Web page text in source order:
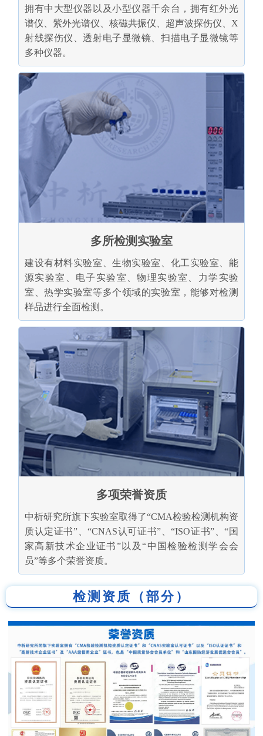
拥有中大型仪器以及小型仪器千余台，拥有红外光
谱仪、紫外光谱仪、核磁共振仪、超声波探伤仪、X
射线探伤仪、透射电子显微镜、扫描电子显微镜等
多种仪器。
多所检测实验室
建设有材料实验室、生物实验室、化工实验室、能
源实验室、电子实验室、物理实验室、力学实验
室、热学实验室等多个领域的实验室，能够对检测
样品进行全面检测。
多项荣誉资质
中析研究所旗下实验室取得了“CMA检验检测机构资
质认定证书”、“CNAS认可证书”、“ISO证书”、“国
家高新技术企业证书”以及“中国检验检测学会会
员”等多个荣誉资质。
检测资质（部分）